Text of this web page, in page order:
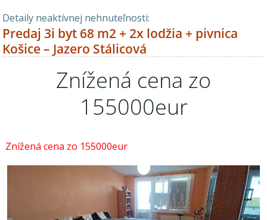
Detaily neaktívnej nehnuteľnosti:
Predaj 3i byt 68 m2 + 2x lodžia + pivnica
Košice – Jazero Stálicová
Znížená cena zo
155000eur
Znížená cena zo 155000eur